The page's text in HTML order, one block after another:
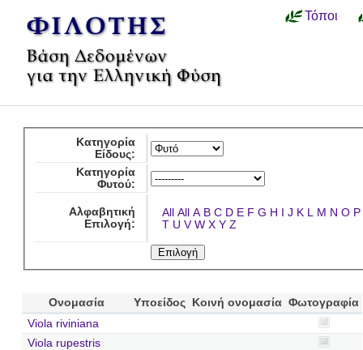
Τόποι
Κατηγορία
Είδους:
Κατηγορία
Φυτού:
Αλφαβητική
Επιλογή:
All All A B C D E F G H I J K L M N O P
T U V W X Y Z
Ονομασία Υποείδος Κοινή ονομασία Φωτογραφία
Viola riviniana
Viola rupestris